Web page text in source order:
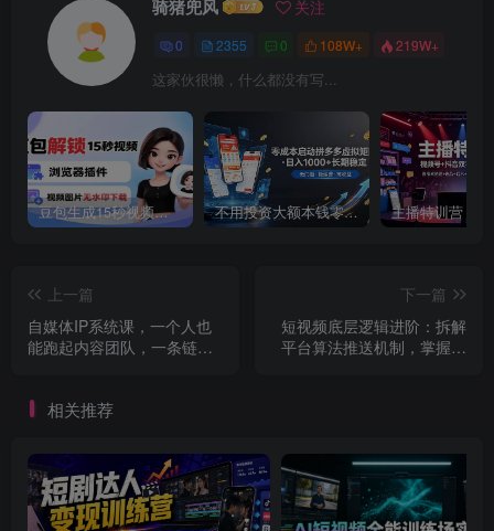
骑猪兜风 关注
0 2355 0 108W+ 219W+
这家伙很懒，什么都没有写...
豆包生成15秒视频——浏览器插件：豆包/Dola 视频图片无水印下载 + 解锁15秒视频生成 不用投资大额本钱零成本启动，做拼多多虚拟矩阵，长期稳定！轻松维持日入 1000
上一篇
自媒体IP系统课，一个人也
能跑起内容团队，一条链路
下一篇
短视频底层逻辑进阶：拆解
平台算法推送机制，掌握冷
相关推荐